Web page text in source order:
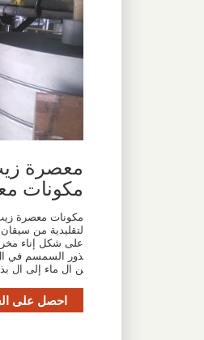
معصرة
مكونات
مكونات معصرة
لتقليدية من
على شكل إناء
ذور السمسم في
ن ال ماء إلى ال
احصل على